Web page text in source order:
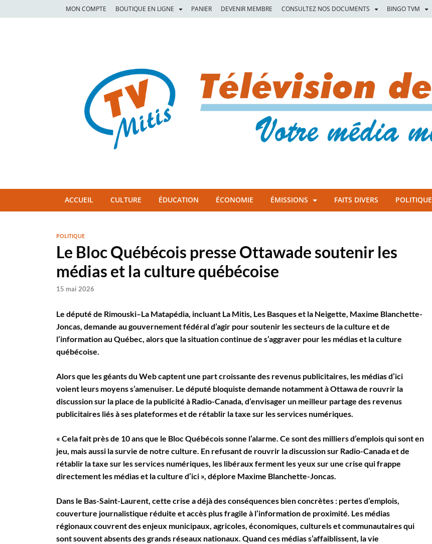
MON COMPTE BOUTIQUE EN LIGNE PANIER DEVENIR MEMBRE CONSULTEZ NOS DOCUMENTS BINGO TVM
TVM
ACCUEIL CULTURE ÉDUCATION ÉCONOMIE ÉMISSIONS FAITS DIVERS POLITIQUE
POLITIQUE
Le Bloc Québécois presse Ottawade soutenir les
médias et la culture québécoise
15 mai 2026
Le député de Rimouski–La Matapédia, incluant La Mitis, Les Basques et la Neigette, Maxime Blanchette-
Joncas, demande au gouvernement fédéral d’agir pour soutenir les secteurs de la culture et de
l’information au Québec, alors que la situation continue de s’aggraver pour les médias et la culture
québécoise.
Alors que les géants du Web captent une part croissante des revenus publicitaires, les médias d’ici
voient leurs moyens s’amenuiser. Le député bloquiste demande notamment à Ottawa de rouvrir la
discussion sur la place de la publicité à Radio-Canada, d’envisager un meilleur partage des revenus
publicitaires liés à ses plateformes et de rétablir la taxe sur les services numériques.
« Cela fait près de 10 ans que le Bloc Québécois sonne l’alarme. Ce sont des milliers d’emplois qui sont en
jeu, mais aussi la survie de notre culture. En refusant de rouvrir la discussion sur Radio-Canada et de
rétablir la taxe sur les services numériques, les libéraux ferment les yeux sur une crise qui frappe
directement les médias et la culture d’ici », déplore Maxime Blanchette-Joncas.
Dans le Bas-Saint-Laurent, cette crise a déjà des conséquences bien concrètes : pertes d’emplois,
couverture journalistique réduite et accès plus fragile à l’information de proximité. Les médias
régionaux couvrent des enjeux municipaux, agricoles, économiques, culturels et communautaires qui
sont souvent absents des grands réseaux nationaux. Quand ces médias s’affaiblissent, la vie